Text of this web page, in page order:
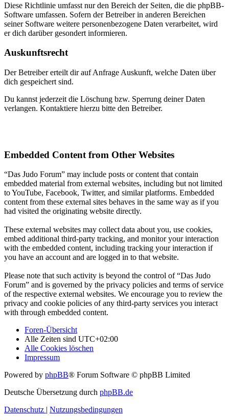
Diese Richtlinie umfasst nur den Bereich der Seiten, die die phpBB-
Software umfassen. Sofern der Betreiber in anderen Bereichen
seiner Software weitere personenbezogene Daten verarbeitet, wird
er dich darüber gesondert informieren.
Auskunftsrecht
Der Betreiber erteilt dir auf Anfrage Auskunft, welche Daten über
dich gespeichert sind.
Du kannst jederzeit die Löschung bzw. Sperrung deiner Daten
verlangen. Kontaktiere hierzu bitte den Betreiber.
Embedded Content from Other Websites
“Das Judo Forum” may include posts or content that contain
embedded material from external websites, including but not limited
to YouTube, Facebook, Twitter, and similar platforms. Embedded
content from these external sites behaves in the same way as if you
had visited the originating website directly.
These external websites may collect data about you, use cookies,
embed additional third-party tracking, and monitor your interaction
with the embedded content, including tracking your interaction if
you have an account and are logged in to that website.
Please note that such activity is beyond the control of “Das Judo
Forum” and is governed by the privacy policies and terms of service
of the respective external websites. We encourage you to review the
privacy and cookie policies of any third-party services you interact
with through embedded content.
Foren-Übersicht
Alle Zeiten sind UTC+02:00
Alle Cookies löschen
Impressum
Powered by phpBB® Forum Software © phpBB Limited
Deutsche Übersetzung durch phpBB.de
Datenschutz
Nutzungsbedingungen